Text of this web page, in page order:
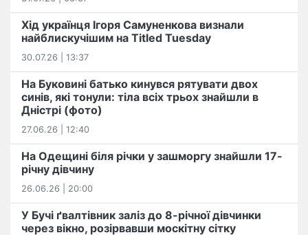
Хід українця Ігоря Самуненкова визнали
найблискучішим на Titled Tuesday
30.07.26 | 13:37
На Буковині батько кинувся рятувати двох
синів, які тонули: тіла всіх трьох знайшли в
Дністрі (фото)
27.06.26 | 12:40
На Одещині біля річки у зашморгу знайшли 17-
річну дівчину
26.06.26 | 20:00
У Бучі ґвалтівник заліз до 8-річної дівчинки
через вікно, розірвавши москітну сітку